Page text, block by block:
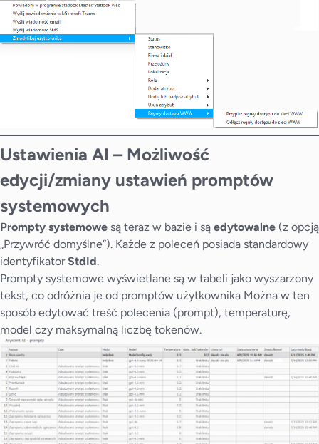
Ustawienia AI – Możliwość
edycji/zmiany ustawień promptów
systemowych
Prompty systemowe są teraz w bazie i są edytowalne (z opcją
„Przywróć domyślne”). Każde z poleceń posiada standardowy
identyfikator StdId.
Prompty systemowe wyświetlane są w tabeli jako wyszarzony
tekst, co odróżnia je od promptów użytkownika Można w ten
sposób edytować treść polecenia (prompt), temperaturę,
model czy maksymalną liczbę tokenów.